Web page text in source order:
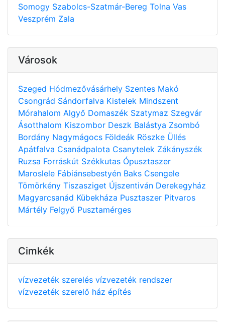
Somogy Szabolcs-Szatmár-Bereg Tolna Vas
Veszprém Zala
Városok
Szeged Hódmezővásárhely Szentes Makó
Csongrád Sándorfalva Kistelek Mindszent
Mórahalom Algyő Domaszék Szatymaz Szegvár
Ásotthalom Kiszombor Deszk Balástya Zsombó
Bordány Nagymágocs Földeák Röszke Üllés
Apátfalva Csanádpalota Csanytelek Zákányszék
Ruzsa Forráskút Székkutas Ópusztaszer
Maroslele Fábiánsebestyén Baks Csengele
Tömörkény Tiszasziget Újszentiván Derekegyház
Magyarcsanád Kübekháza Pusztaszer Pitvaros
Mártély Felgyő Pusztamérges
Cimkék
vízvezeték szerelés vízvezeték rendszer
vízvezeték szerelő ház építés